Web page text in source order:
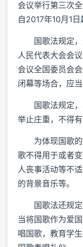
会议举行第三次
自2017年10月1日
国歌法规定，
人民代表大会会
会议全国委员会
闭幕等场合，应当
国歌法规定，
举止庄重，不得
为体现国歌的
歌不得用于或者
人丧事活动等不
的背景音乐等。
国歌法还规定
当将国歌作为爱
唱国歌，教育学